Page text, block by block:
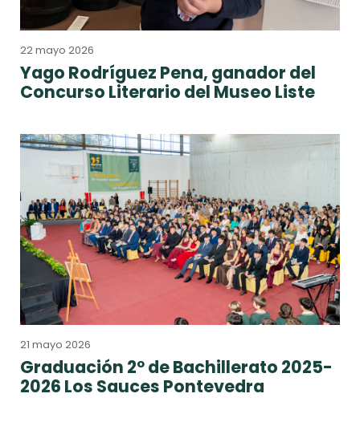
22 mayo 2026
Yago Rodríguez Pena, ganador del
Concurso Literario del Museo Liste
21 mayo 2026
Graduación 2º de Bachillerato 2025-
2026 Los Sauces Pontevedra